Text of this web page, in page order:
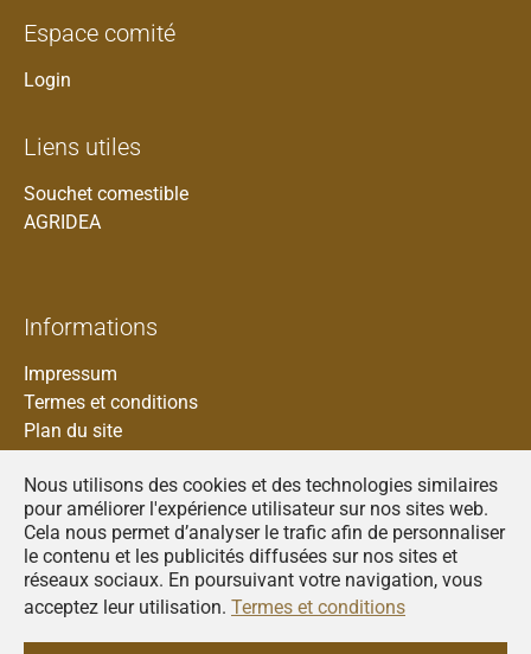
Nous utilisons des cookies et des technologies similaires
pour améliorer l'expérience utilisateur sur nos sites web.
Cela nous permet d’analyser le trafic afin de personnaliser
le contenu et les publicités diffusées sur nos sites et
réseaux sociaux. En poursuivant votre navigation, vous
acceptez leur utilisation. Termes et conditions
Espace comité
Login
Liens utiles
Souchet comestible
AGRIDEA
Informations
Impressum
Termes et conditions
Plan du site
Francais
Deutsch
Italiano